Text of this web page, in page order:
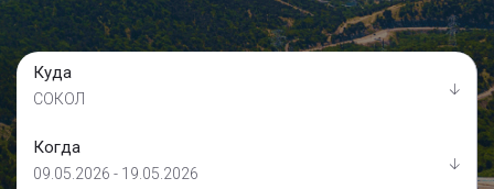
Куда
СОКОЛ
Когда
09.05.2026 - 19.05.2026